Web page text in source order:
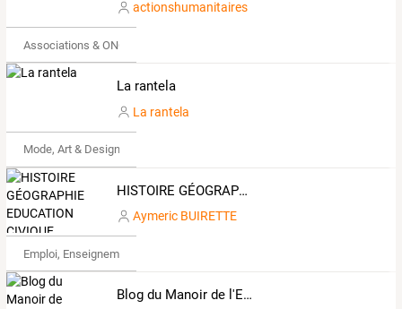
actionshumanitaires
Associations & ONG
La rantela
La rantela
Mode, Art & Design
HISTOIRE GÉOGRAPHIE EDUCATION CIVIQUE
Aymeric BUIRETTE
Emploi, Enseignement & Etudes
Blog du Manoir de l'Espérance - Corsept